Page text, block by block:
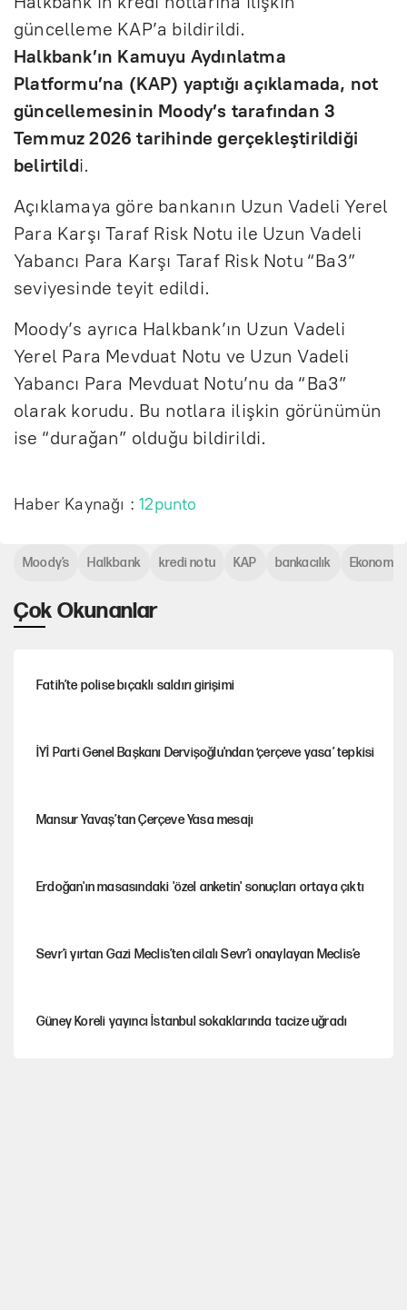
güncelleme KAP’a bildirildi.
Halkbank’ın Kamuyu Aydınlatma
Platformu’na (KAP) yaptığı açıklamada, not
güncellemesinin Moody’s tarafından 3
Temmuz 2026 tarihinde gerçekleştirildiği
belirtildi.
Açıklamaya göre bankanın Uzun Vadeli Yerel
Para Karşı Taraf Risk Notu ile Uzun Vadeli
Yabancı Para Karşı Taraf Risk Notu “Ba3”
seviyesinde teyit edildi.
Moody’s ayrıca Halkbank’ın Uzun Vadeli
Yerel Para Mevduat Notu ve Uzun Vadeli
Yabancı Para Mevduat Notu’nu da “Ba3”
olarak korudu. Bu notlara ilişkin görünümün
ise “durağan” olduğu bildirildi.
Haber Kaynağı :12punto
Çok Okunanlar
Fatih’te polise bıçaklı saldırı girişimi
İYİ Parti Genel Başkanı Dervişoğlu'ndan ‘çerçeve yasa’ tepkisi
Mansur Yavaş’tan Çerçeve Yasa mesajı
Erdoğan'ın masasındaki 'özel anketin' sonuçları ortaya çıktı
Sevr’i yırtan Gazi Meclis’ten cilalı Sevr’i onaylayan Meclis’e
Güney Koreli yayıncı İstanbul sokaklarında tacize uğradı
Moody’s Halkbank kredi notu KAP bankacılık Ekonomi